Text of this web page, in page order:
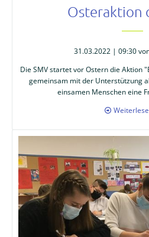
Osteraktion
31.03.2022 | 09:30
Die SMV startet vor Ostern die Aktion
gemeinsam mit der Unterstützung
einsamen Menschen eine